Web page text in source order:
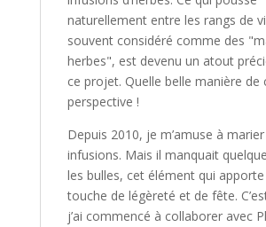
naturellement entre les rangs de
souvent considéré comme des
herbes", est devenu un atout
ce projet. Quelle belle manière de
perspective !
Depuis 2010, je m’amuse à
infusions. Mais il manquait
les bulles, cet élément qui
touche de légèreté et de fête.
j’ai commencé à collaborer avec